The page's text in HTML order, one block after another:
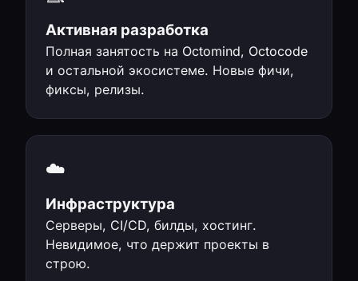
Активная разработка
Полная занятость на Octomind, Octocode
и остальной экосистеме. Новые фичи,
фиксы, релизы.
☁️
Инфраструктура
Серверы, CI/CD, билды, хостинг.
Невидимое, что держит проекты в
строю.